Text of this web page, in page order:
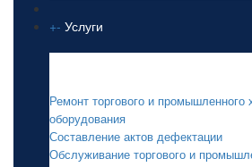
+- Услуги
Ремонт торгового и промышленного
оборудования
Составление актов дефектации
Обслуживание торгового и